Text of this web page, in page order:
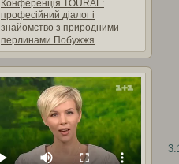
Конференція TOURAL:
професійний діалог і
знайомство з природними
перлинами Побужжя